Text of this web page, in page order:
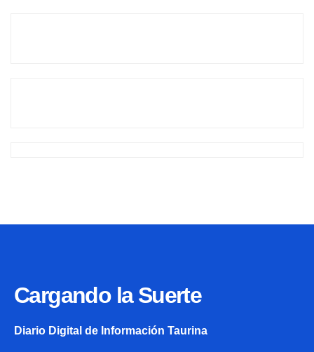
Cargando la Suerte
Diario Digital de Información Taurina